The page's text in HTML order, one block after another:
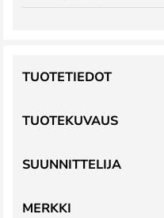
TUOTEKUVAUS
TUOTETIEDOT
SUUNNITTELIJA
MERKKI